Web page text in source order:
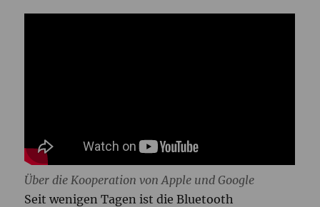
Über die Kooperation von Apple und Google
Seit wenigen Tagen ist die Bluetooth